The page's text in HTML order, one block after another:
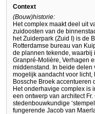
Context
(Bouw)historie:
Het complex maakt deel uit
zuidoosten van de
het Zuiderpark (Zuid I) is de
Rotterdamse bureau van
de plannen tekende,
Granpré-Molière, Verhagen
middenstand. In beide delen
mogelijk aandacht voor
Bossche Broek accentueren
Het onderhavige complex is
een ontwerp van architect
stedenbouwkundige
fungerende Jacob van